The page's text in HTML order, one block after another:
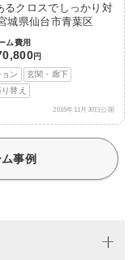
るクロスでしっかり対
城県仙台市青葉区
ム費用
円
ン
玄関・廊下
替え
2016年11月30日公開
事例